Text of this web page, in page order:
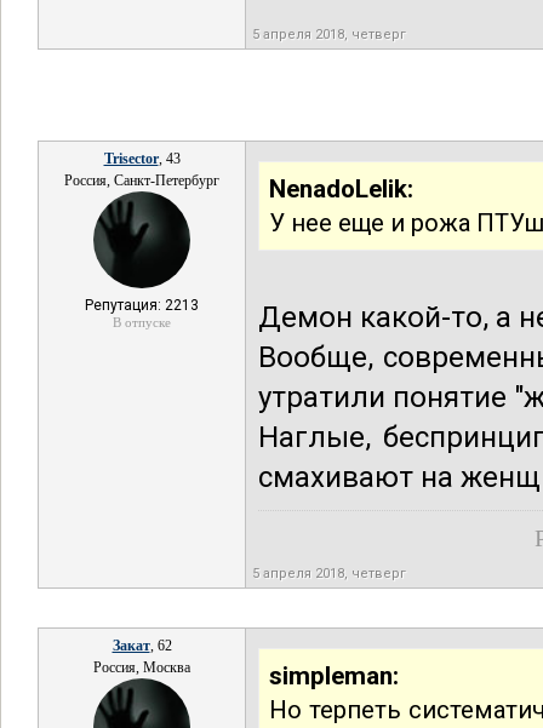
5 апреля 2018, четверг
Trisector, 43
Россия, Санкт-Петербург
Репутация: 2213
В отпуске
NenadoLelik:
У нее еще и рожа
Демон какой-то, а
Вообще,
утратили понятие
Наглые,
смахивают на
5 апреля 2018, четверг
Закат, 62
Россия, Москва
simpleman:
Но терпеть